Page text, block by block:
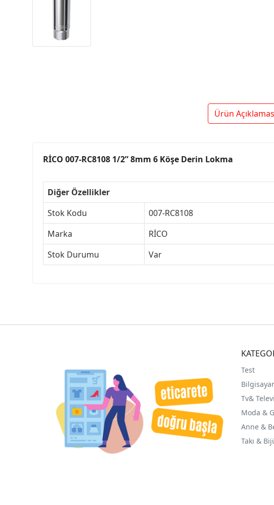
Ürün
RİCO 007-RC8108 1/2” 8mm 6 Köşe Derin Lokma
Diğer Özellikler
Stok Kodu
007-RC8108
Marka
RİCO
Stok Durumu
Var
Test
Tv&
Moda &
Anne &
Takı &